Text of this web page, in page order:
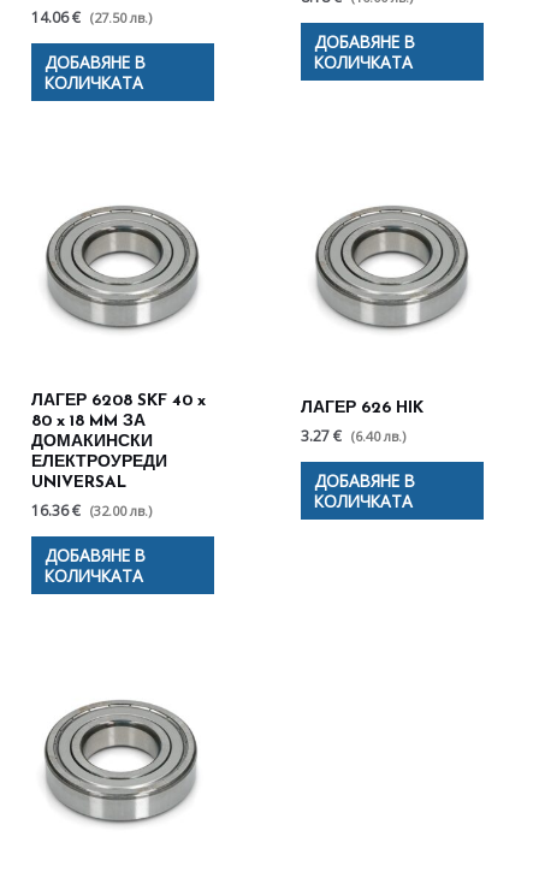
14.06 € (27.50 лв.)
ДОБАВЯНЕ В
КОЛИЧКАТА
ДОБАВЯНЕ В
КОЛИЧКАТА
ЛАГЕР 6208 SKF 40 x
80 x 18 MM ЗА
ДОМАКИНСКИ
ЕЛЕКТРОУРЕДИ
UNIVERSAL
16.36 € (32.00 лв.)
ДОБАВЯНЕ В
КОЛИЧКАТА
ЛАГЕР 626 HIK
3.27 € (6.40 лв.)
ДОБАВЯНЕ В
КОЛИЧКАТА